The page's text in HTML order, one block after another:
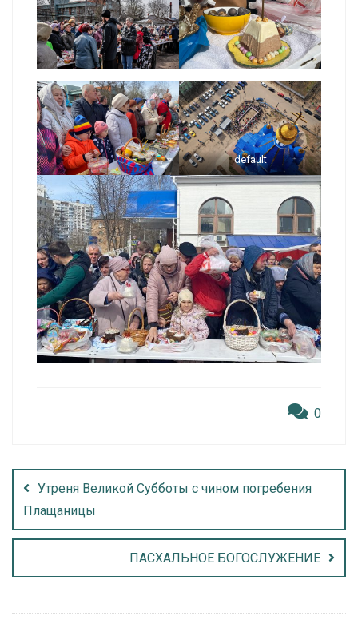
default
0
Утреня Великой Субботы с чином погребения
Плащаницы
ПАСХАЛЬНОЕ БОГОСЛУЖЕНИЕ